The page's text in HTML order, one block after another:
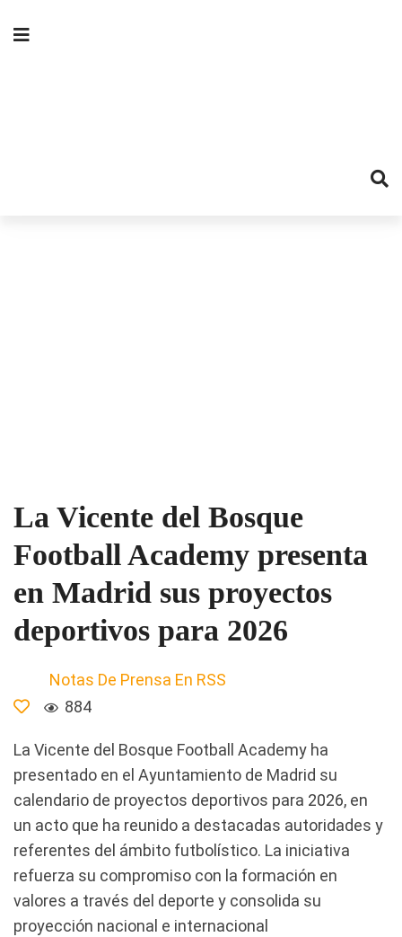
La Vicente del Bosque
Football Academy presenta
en Madrid sus proyectos
deportivos para 2026
Notas De Prensa En RSS
884
La Vicente del Bosque Football Academy ha
presentado en el Ayuntamiento de Madrid su
calendario de proyectos deportivos para 2026, en
un acto que ha reunido a destacadas autoridades y
referentes del ámbito futbolístico. La iniciativa
refuerza su compromiso con la formación en
valores a través del deporte y consolida su
proyección nacional e internacional